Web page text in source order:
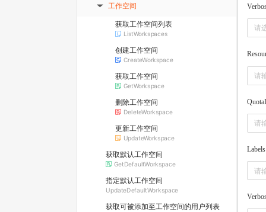
▶ 工作空间
获取工作空间列表
ListWorkspaces
创建工作空间
CreateWorkspace
获取工作空间
GetWorkspace
删除工作空间
DeleteWorkspace
更新工作空间
UpdateWorkspace
获取默认工作空间
GetDefaultWorkspace
指定默认工作空间
UpdateDefaultWorkspace
获取可被添加至工作空间的用户列表
请
Labels